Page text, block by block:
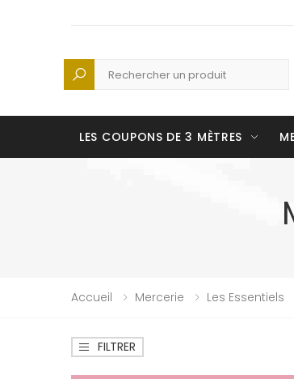
Recherche
LES COUPONS DE 3 MÈTRES
Accueil Mercerie Les Essentiels
FILTRER